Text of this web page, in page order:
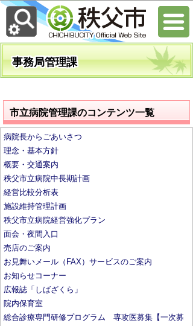
事務局管理課
市立病院管理課のコンテンツ一覧
病院長からごあいさつ
理念・基本方針
概要・交通案内
秩父市立病院中長期計画
経営比較分析表
施設維持管理計画
秩父市立病院経営強化プラン
面会・夜間入口
売店のご案内
お見舞いメール（FAX）サービスのご案内
お知らせコーナー
広報誌「しばざくら」
院内保育室
総合診療専門研修プログラム 専攻医募集【一次募